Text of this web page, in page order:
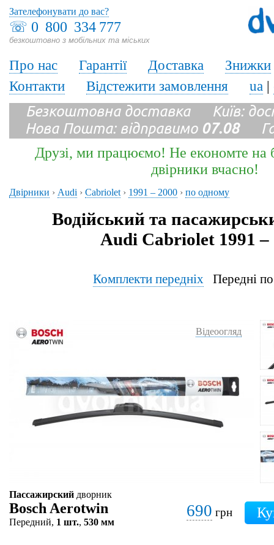
☏ 0 800 334 777
безкоштовно з мобільних та міських
Зателефонувати до вас?
Про нас Гарантії Доставка
Знижки
Контакти
Відстежити замовлення ua |
Безкоштовна доставка Київ:
Нова Пошта: відправимо 07.08
Друзі, ми працюємо! Не економте на
двірники вчасно!
Двірники › Audi › Cabriolet › 1991 – 2000 › по одному
Водійський та
Audi Cabriolet 1991 –
Комплекти передніхПередні
Відеоогляд
Пассажирский дворник
Bosch Aerotwin
Передний, 1 шт., 530 мм
690 грн